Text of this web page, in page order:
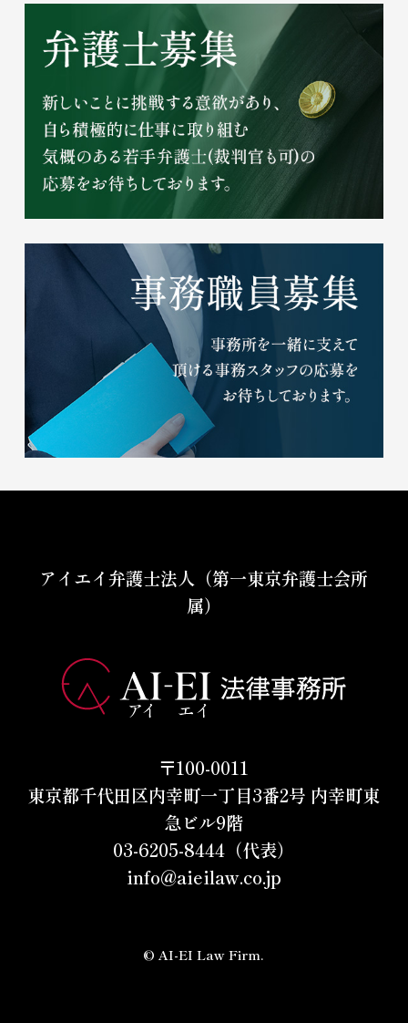
アイエイ弁護士法人（第一東京弁護士会所
属）
〒100-0011
東京都千代田区内幸町一丁目3番2号 内幸町東
急ビル9階
03-6205-8444（代表）
info@aieilaw.co.jp
© AI-EI Law Firm.